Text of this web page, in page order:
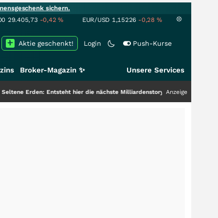
sichern.
29.405,73 -0,42% EUR/USD 1,15226 -0,28 %
Login Push-Kurse
Aktie geschenkt!
Broker-Magazin ✨ Unsere Services
Entsteht hier die nächste Milliardenstory?+++ Anzeige